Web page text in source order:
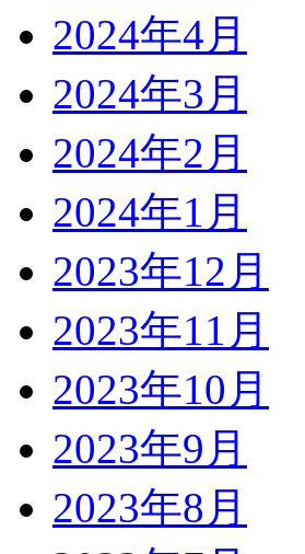
2024年4月
2024年3月
2024年2月
2024年1月
2023年12月
2023年11月
2023年10月
2023年9月
2023年8月